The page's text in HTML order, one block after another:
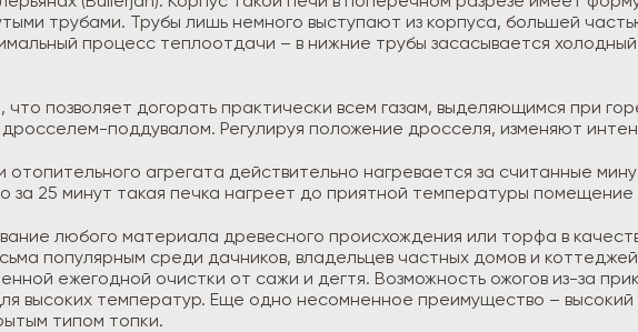
трубами. Трубы лишь немного выступают из корпуса, большей
процесс теплоотдачи – в нижние трубы засасывается
что позволяет догорать практически всем газам, выделяющимся при
поддувалом. Регулируя положение дросселя, изменяют
агрегата действительно нагревается за считанные
за 25 минут такая печка нагреет до приятной температуры
любого материала древесного происхождения или торфа в
популярным среди дачников, владельцев частных домов и
ежегодной очистки от сажи и дегтя. Возможность ожогов из-за
высоких температур. Еще одно несомненное преимущество –
типом топки.